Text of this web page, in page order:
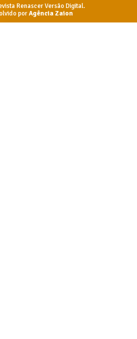
Renascer Versão Digital.
porAgência Zaion